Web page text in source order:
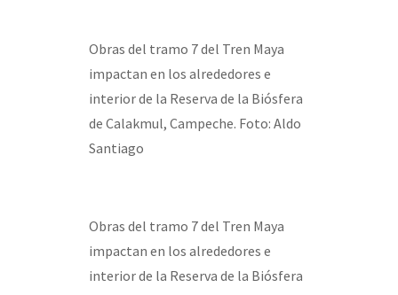
Obras del tramo 7 del Tren Maya
impactan en los alrededores e
interior de la Reserva de la Biósfera
de Calakmul, Campeche. Foto: Aldo
Santiago
Obras del tramo 7 del Tren Maya
impactan en los alrededores e
interior de la Reserva de la Biósfera